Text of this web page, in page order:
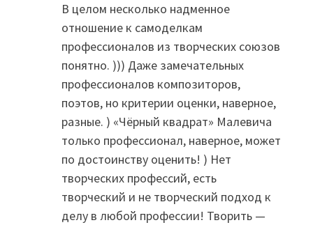
В целом несколько надменное
отношение к самоделкам
профессионалов из творческих союзов
понятно. ))) Даже замечательных
профессионалов композиторов,
поэтов, но критерии оценки, наверное,
разные. ) «Чёрный квадрат» Малевича
только профессионал, наверное, может
по достоинству оценить! ) Нет
творческих профессий, есть
творческий и не творческий подход к
делу в любой профессии! Творить —